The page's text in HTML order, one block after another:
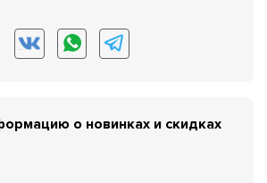
о новинках и скидках